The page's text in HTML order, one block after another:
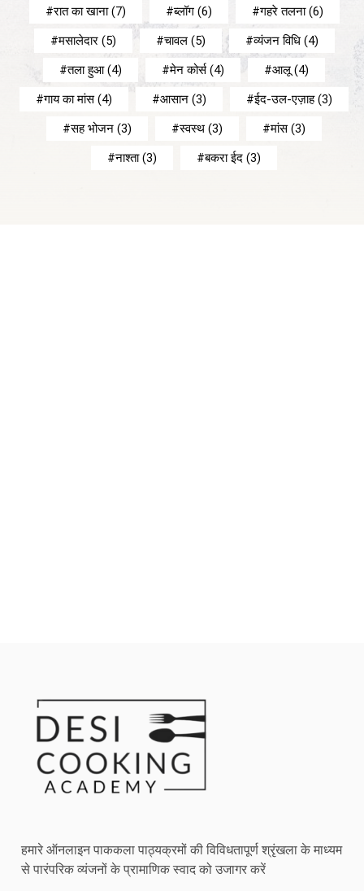
रात का खाना(7) ब्लॉग(6) गहरे तलना(6)
मसालेदार(5) चावल(5) व्यंजन विधि(4)
तला हुआ(4) मेन कोर्स(4) आलू (4)
गाय का मांस(4) आसान (3) ईद-उल-एज़ाह(3)
सह भोजन (3) स्वस्थ (3) मांस(3)
नाश्ता(3) बकरा ईद (3)
हमारे ऑनलाइन पाककला पाठ्यक्रमों की विविधतापूर्ण श्रृंखला के माध्यम
से पारंपरिक व्यंजनों के प्रामाणिक स्वाद को उजागर करें